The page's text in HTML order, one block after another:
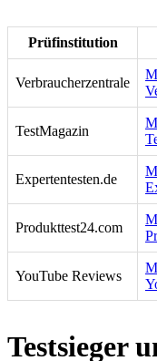
Prüfinstitution
Verbraucherzentrale
TestMagazin
Expertentesten.de
Produkttest24.com
YouTube Reviews
Testsieger